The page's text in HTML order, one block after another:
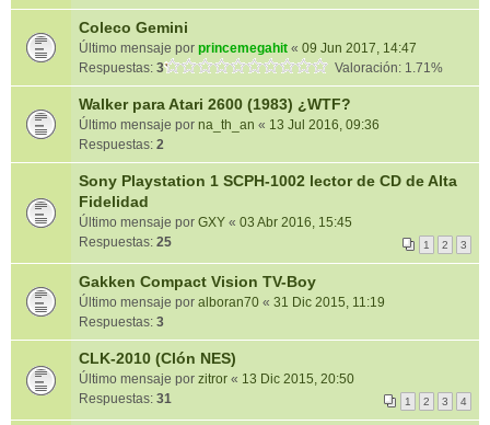
Coleco Gemini
Último mensaje por princemegahit « 09 Jun 2017, 14:47
Respuestas: 3 Valoración: 1.71%
Walker para Atari 2600 (1983) ¿WTF?
Último mensaje por na_th_an « 13 Jul 2016, 09:36
Respuestas: 2
Sony Playstation 1 SCPH-1002 lector de CD de Alta
Fidelidad
Último mensaje por GXY « 03 Abr 2016, 15:45
Respuestas: 25 1 2 3
Gakken Compact Vision TV-Boy
Último mensaje por alboran70 « 31 Dic 2015, 11:19
Respuestas: 3
CLK-2010 (Clón NES)
Último mensaje por zitror « 13 Dic 2015, 20:50
Respuestas: 31 1 2 3 4